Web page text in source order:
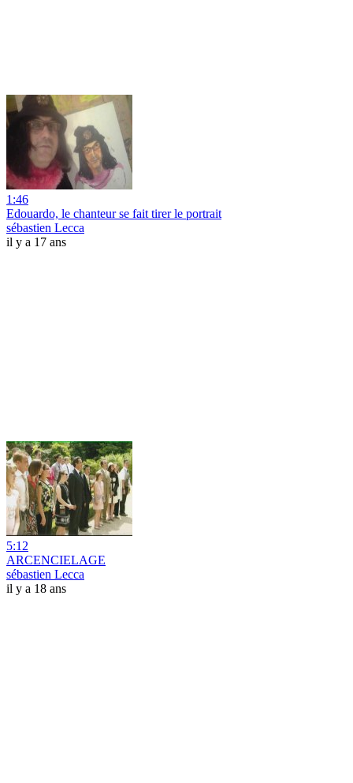
1:46
Edouardo, le chanteur se fait tirer le portrait
sébastien Lecca
il y a 17 ans
5:12
ARCENCIELAGE
sébastien Lecca
il y a 18 ans